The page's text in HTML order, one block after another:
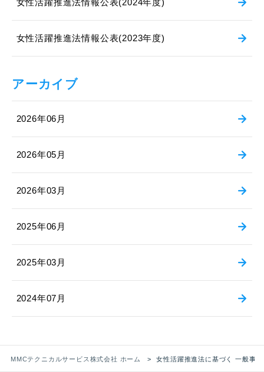
女性活躍推進法情報公表(2024年度)
女性活躍推進法情報公表(2023年度)
アーカイブ
2026年06月
2026年05月
2026年03月
2025年06月
2025年03月
2024年07月
MMCテクニカルサービス株式会社 ホーム 女性活躍推進法に基づく 一般事